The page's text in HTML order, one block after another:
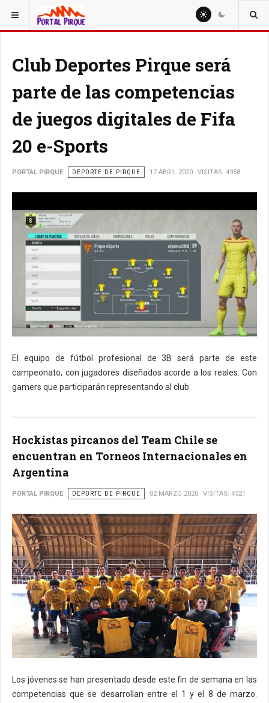
ESTÁ AQUÍ: DEPORTE
Club Deportes Pirque será
parte de las competencias
de juegos digitales de Fifa
20 e-Sports
PORTAL PIRQUE DEPORTE DE PIRQUE 17 ABRIL 2020 VISITAS: 4958
El equipo de fútbol profesional de 3B será parte de este
campeonato, con jugadores diseñados acorde a los reales. Con
gamers que participarán representando al club
Hockistas pircanos del Team Chile se
encuentran en Torneos Internacionales en
Argentina
PORTAL PIRQUE DEPORTE DE PIRQUE 02 MARZO 2020 VISITAS: 4521
Los jóvenes se han presentado desde este fin de semana en las
competencias que se desarrollan entre el 1 y el 8 de marzo.